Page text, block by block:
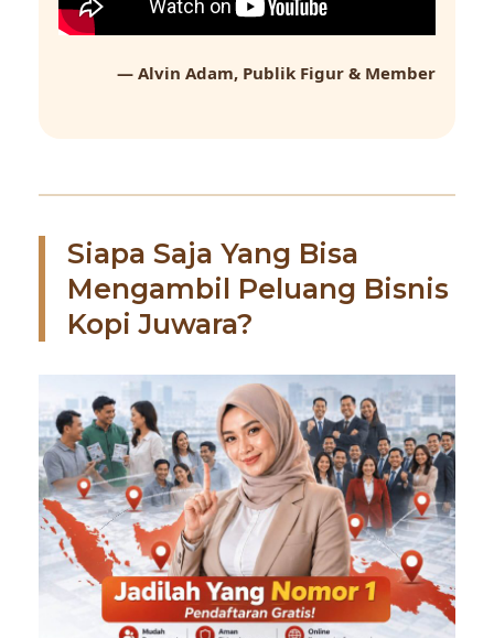
— Alvin Adam, Publik Figur & Member
Siapa Saja Yang Bisa
Mengambil Peluang Bisnis
Kopi Juwara?